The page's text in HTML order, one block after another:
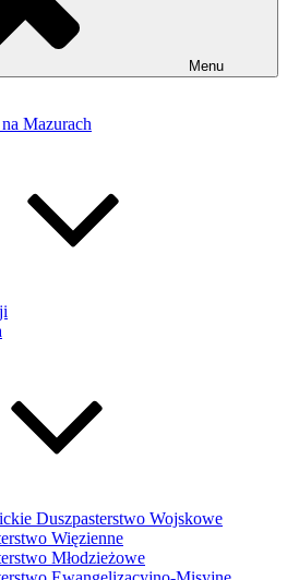
Menu
Mazurach
Duszpasterstwo Wojskowe
Więzienne
Młodzieżowe